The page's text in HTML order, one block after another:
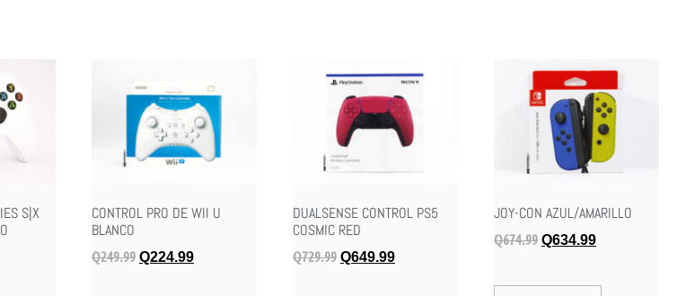
S|X
CONTROL PRO DE WII U
BLANCO
Q249.99 Q224.99
DUALSENSE CONTROL PS5
COSMIC RED
Q729.99 Q649.99
JOY-CON AZUL/AMARILLO
Q674.99 Q634.99